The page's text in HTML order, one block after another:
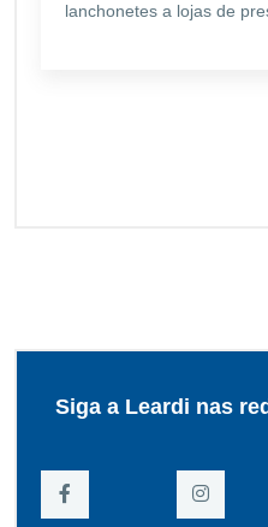
lanchonetes a lojas de
Siga a Leardi nas